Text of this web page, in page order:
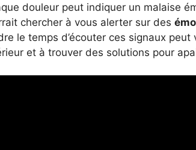
douleur peut indiquer un malaise
chercher à vous alerter sur des
le temps d’écouter ces signaux peut
et à trouver des solutions pour